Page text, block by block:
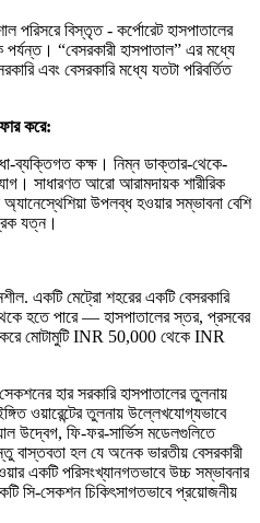
পরিসরে বিস্তৃত - কর্পোরেট হাসপাতালের
“বেসরকারী হাসপাতাল” এর মধ্যে
এবং বেসরকারি মধ্যে যতটা পরিবর্তিত
করে:
ব্যক্তিগত কক্ষ। নিম্ন ডাক্তার-থেকে-
সাধারণত আরো আরামদায়ক শারীরিক
উপলব্ধ হওয়ার সম্ভাবনা বেশি
যত্ন।
একটি মেট্রো শহরের একটি বেসরকারি
হতে পারে — হাসপাতালের স্তর, প্রসবের
করে মোটামুটি INR 50,000 থেকে INR
হার সরকারি হাসপাতালের তুলনায়
ওয়ারেন্টের তুলনায় উল্লেখযোগ্যভাবে
উদ্বেগ, ফি-ফর-সার্ভিস মডেলগুলিতে
বাস্তবতা হল যে অনেক ভারতীয় বেসরকারী
একটি পরিসংখ্যানগতভাবে উচ্চ সম্ভাবনার
সি-সেকশন চিকিৎসাগতভাবে প্রয়োজনীয়